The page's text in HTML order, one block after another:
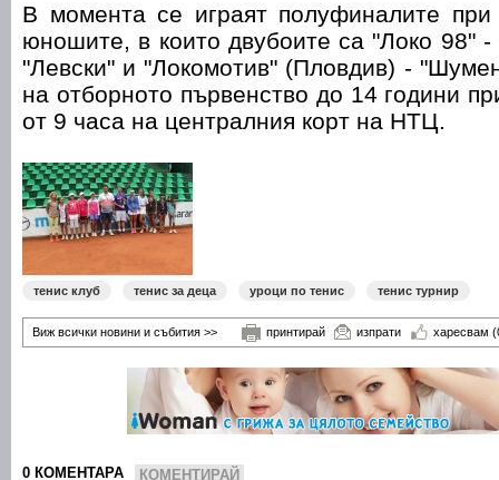
В момента се играят полуфиналите при
юношите, в които двубоите са "Локо 98" -
"Левски" и "Локомотив" (Пловдив) -
на отборното първенство до 14 години
от 9 часа на централния корт на НТЦ.
тенис клуб тенис за деца уроци по тенис тенис турнир
Виж всички новини и събития >> принтирай изпрати харесвам
0 КОМЕНТАРА КОМЕНТИРАЙ